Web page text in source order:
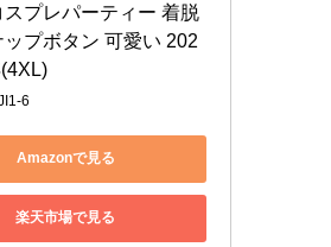
スプレパーティー 着脱
プボタン 可愛い 202
6
Amazonで見る
楽天市場で見る